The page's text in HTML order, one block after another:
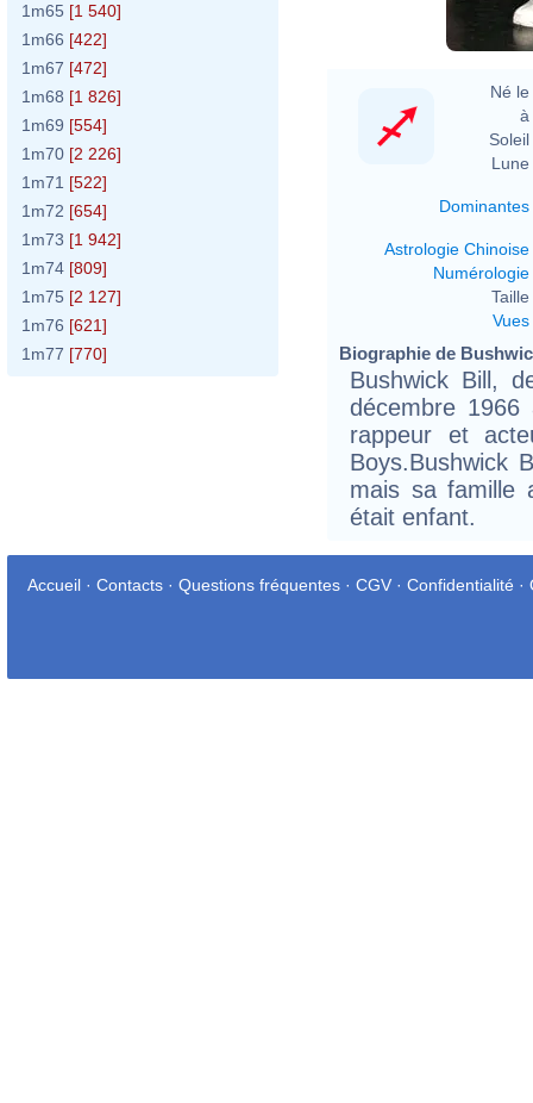
1m65 [1 540]
1m66 [422]
1m67 [472]
1m68 [1 826]
1m69 [554]
1m70 [2 226]
1m71 [522]
1m72 [654]
1m73 [1 942]
1m74 [809]
1m75 [2 127]
1m76 [621]
1m77 [770]
Né le
à
Soleil
Lune
Dominantes
Astrologie Chinoise
Numérologie
Taille
Vues
Biographie de
Bushwick Bill,
décembre
rappeur et
Boys.Bushwick
mais sa famille
était enfant.
Accueil · Contacts · Questions fréquentes · CGV · Confidentialité ·